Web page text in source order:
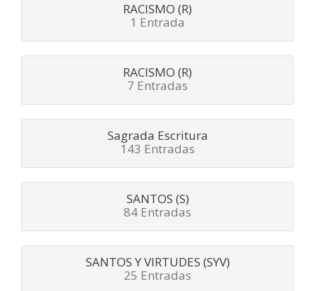
RACISMO (R)
1 Entrada
RACISMO (R)
7 Entradas
Sagrada Escritura
143 Entradas
SANTOS (S)
84 Entradas
SANTOS Y VIRTUDES (SYV)
25 Entradas